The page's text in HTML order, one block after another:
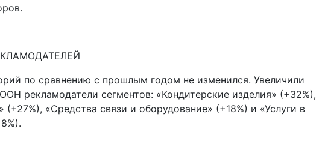
по сравнению с прошлым годом не изменился. Увеличили
рекламодатели сегментов: «Кондитерские изделия» (+32%),
(+27%), «Средства связи и оборудование» (+18%) и «Услуги в